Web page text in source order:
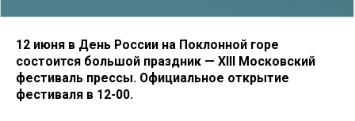
12 июня в День России на Поклонной горе
состоится большой праздник — ХIII Московский
фестиваль прессы. Официальное открытие
фестиваля в 12-00.